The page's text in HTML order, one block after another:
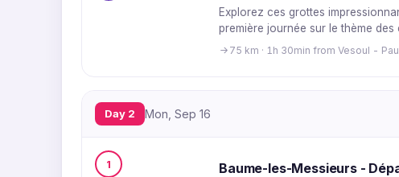
Explorez ces grottes
première journée sur le thème des
75 km · 1h 30min from Vesoul -
Day 2 Mon, Sep 16
1 Baume-les-Messieurs -